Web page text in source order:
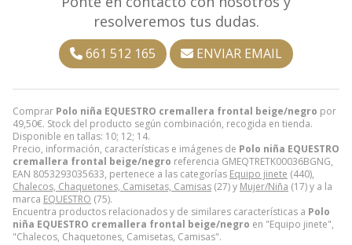
Comprar Polo niña EQUESTRO cremallera frontal beige/negro por
49,50€. Stock del producto según combinación, recogida en tienda.
Disponible en tallas: 10; 12; 14.
Precio, información, características e imágenes de Polo niña EQUESTRO
cremallera frontal beige/negro referencia GMEQTRETK00036BGNG,
EAN 8053293035633, pertenece a las categorías Equipo jinete (440),
Chalecos, Chaquetones, Camisetas, Camisas (27) y Mujer/Niña (17) y a la
marca EQUESTRO (75).
Encuentra productos relacionados y de similares características a Polo
niña EQUESTRO cremallera frontal beige/negro en "Equipo jinete",
"Chalecos, Chaquetones, Camisetas, Camisas".
resolveremos tus dudas.
661 512 165 ENVIAR EMAIL